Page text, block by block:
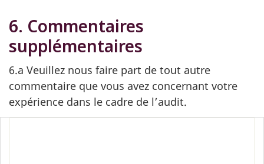
6. Commentaires
supplémentaires
6.a Veuillez nous faire part de tout autre
commentaire que vous avez concernant votre
expérience dans le cadre de l’audit.